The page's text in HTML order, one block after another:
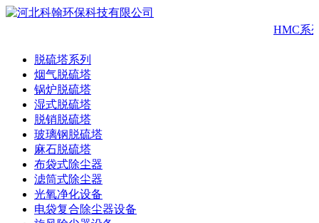
HMC系
脱硫塔系列
烟气脱硫塔
锅炉脱硫塔
湿式脱硫塔
脱销脱硫塔
玻璃钢脱硫塔
麻石脱硫塔
布袋式除尘器
滤筒式除尘器
光氧净化设备
电袋复合除尘器设备